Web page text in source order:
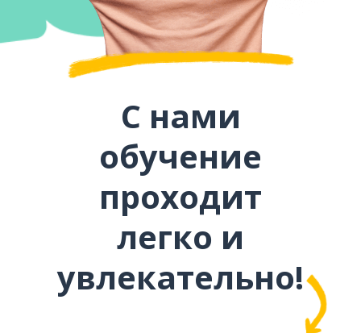
С нами
обучение
проходит
легко и
увлекательно!